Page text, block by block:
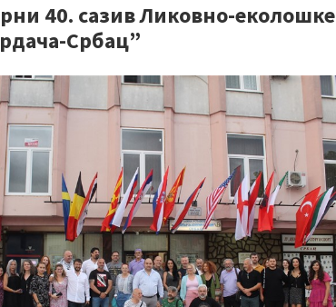
40. сазив Ликовно-еколошке
Србац”